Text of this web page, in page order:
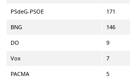
PSdeG-PSOE 171
BNG 146
DO 9
Vox 7
PACMA 5